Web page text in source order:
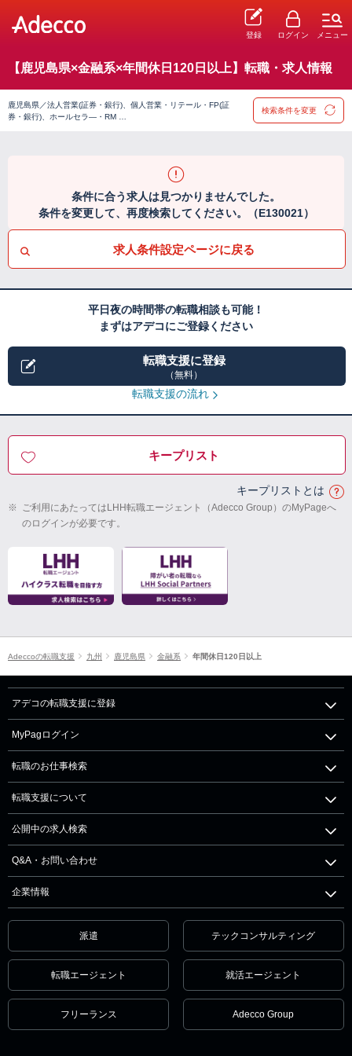
登録 ログイン メニュー
【鹿児島県×金融系×年間休日120日以上】転職・求人情報
鹿児島県／法人営業(証券・銀行)、個人営業・リテール・FP(証
券・銀行)、ホールセラ―・RM …
検索条件を変更
条件に合う求人は見つかりませんでした。
条件を変更して、再度検索してください。（E130021）
求人条件設定ページに戻る
平日夜の時間帯の転職相談も可能！
まずはアデコにご登録ください
転職支援に登録
（無料）
転職支援の流れ
キープリスト
キープリストとは
※ ご利用にあたってはLHH転職エージェント（Adecco Group）のMyPageへ
のログインが必要です。
Adeccoの転職支援 九州 鹿児島県 金融系 年間休日120日以上
アデコの転職支援に登録
MyPagログイン
転職のお仕事検索
転職支援について
公開中の求人検索
Q&A・お問い合わせ
企業情報
派遣 テックコンサルティング
転職エージェント 就活エージェント
フリーランス Adecco Group